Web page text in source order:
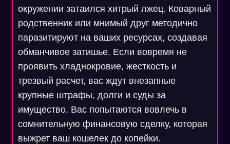
окружении затаился хитрый лжец. Коварный
родственник или мнимый друг методично
паразитируют на ваших ресурсах, создавая
обманчивое затишье. Если вовремя не
проявить хладнокровие, жесткость и
трезвый расчет, вас ждут внезапные
крупные штрафы, долги и суды за
имущество. Вас попытаются вовлечь в
сомнительную финансовую сделку, которая
выжрет ваш кошелек до копейки.